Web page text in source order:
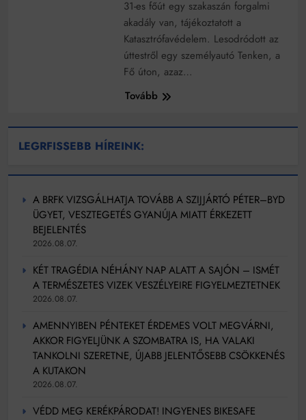
működik, ha jól van felújítva
Ingatlanpiaci szakértők szerint akár 5 százalékkal is
nőhetnek a bérleti díjak a ponthatárhirdetés után az
Munkácsy nem Krisztust szépítette meg: minket
Ahol köszönnek, ott még van város
Létezik tökéletes élet: Truman is elhitte
koponyájába
Ki akarsz törni. De miből?
Az öregség nem csak ránc?
hozzá?
Móricz Zsigmond: falusi író vagy boncmester?
as években
Bitumenes lapostetők: a bevált technológia akkor
működik, ha jól van felújítva
31-es főút egy szakaszán forgalmi
akadály van, tájékoztatott a
Katasztrófavédelem. Lesodródott az
úttestről egy személyautó Tenken, a
Fő úton, azaz…
Tovább
LEGRFISSEBB HÍREINK:
A BRFK VIZSGÁLHATJA TOVÁBB A SZIJJÁRTÓ PÉTER–BYD
ÜGYET, VESZTEGETÉS GYANÚJA MIATT ÉRKEZETT
BEJELENTÉS
2026.08.07.
KÉT TRAGÉDIA NÉHÁNY NAP ALATT A SAJÓN – ISMÉT
A TERMÉSZETES VIZEK VESZÉLYEIRE FIGYELMEZTETNEK
2026.08.07.
AMENNYIBEN PÉNTEKET ÉRDEMES VOLT MEGVÁRNI,
AKKOR FIGYELJÜNK A SZOMBATRA IS, HA VALAKI
TANKOLNI SZERETNE, ÚJABB JELENTŐSEBB CSÖKKENÉS
A KUTAKON
2026.08.07.
VÉDD MEG KERÉKPÁRODAT! INGYENES BIKESAFE